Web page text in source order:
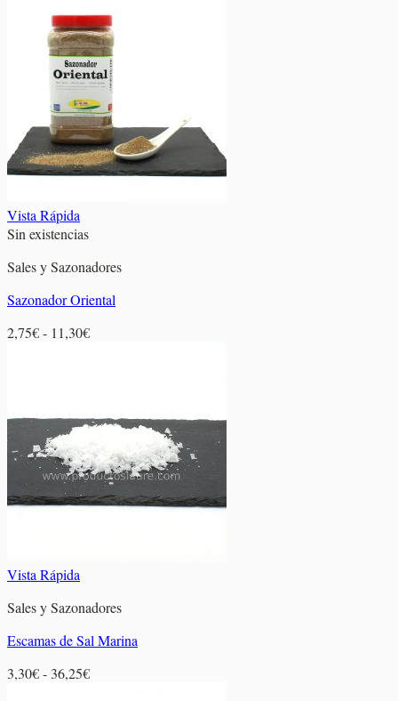
Vista Rápida
Sin existencias
Sales y Sazonadores
Sazonador Oriental
2,75€- 11,30€Rango
hasta
Vista Rápida
Sales y Sazonadores
Escamas de Sal Marina
3,30€- 36,25€Rango